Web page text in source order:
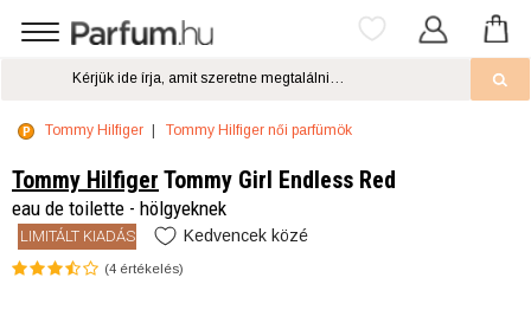
Tommy Hilfiger Tommy Hilfiger női parfümök
Tommy Hilfiger Tommy Girl Endless Red
eau de toilette - hölgyeknek
LIMITÁLT KIADÁS Kedvencek közé
(4 értékelés)